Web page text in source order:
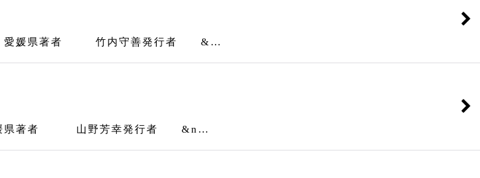
集 愛媛県著者 竹内守善発行者 &…
愛媛県著者 山野芳幸発行者 &n…